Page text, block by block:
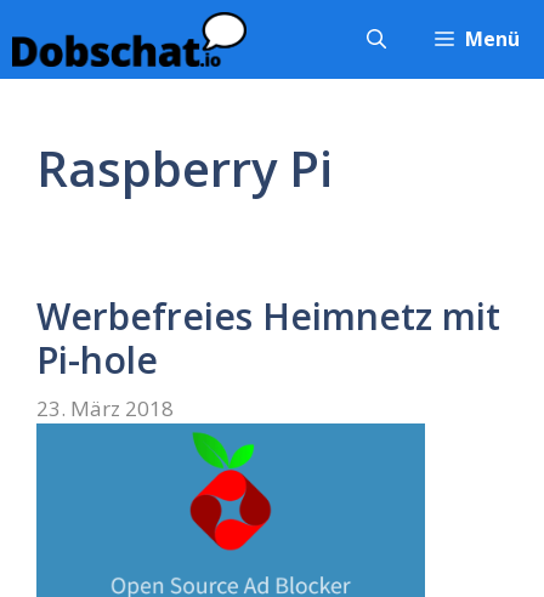
Inhalt
springen
Menü
Raspberry Pi
Werbefreies Heimnetz mit
Pi-hole
23. März 2018